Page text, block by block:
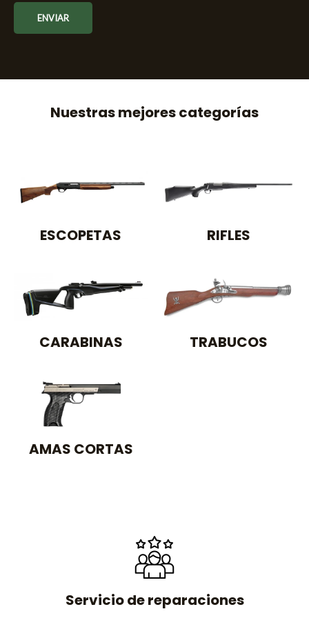
ENVIAR
Nuestras mejores categorías
ESCOPETAS RIFLES
CARABINAS TRABUCOS
AMAS CORTAS
Servicio de reparaciones​